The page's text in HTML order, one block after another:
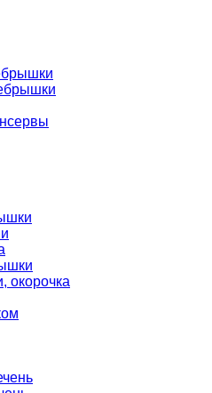
окорочка